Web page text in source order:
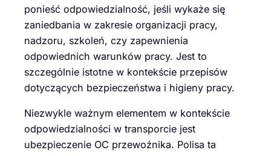
ponieść odpowiedzialność, jeśli wykaże się
zaniedbania w zakresie organizacji pracy,
nadzoru, szkoleń, czy zapewnienia
odpowiednich warunków pracy. Jest to
szczególnie istotne w kontekście przepisów
dotyczących bezpieczeństwa i higieny pracy.
Niezwykle ważnym elementem w kontekście
odpowiedzialności w transporcie jest
ubezpieczenie OC przewoźnika. Polisa ta